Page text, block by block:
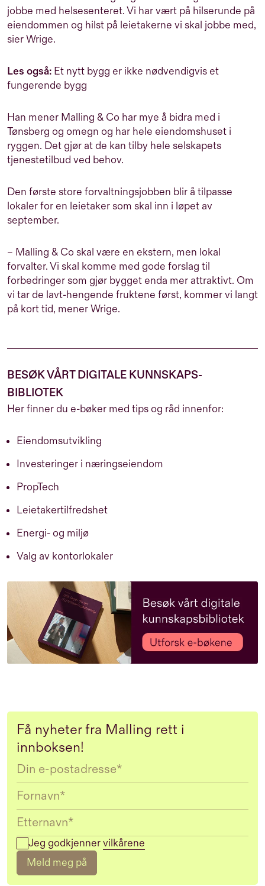
jobbe med helsesenteret. Vi har vært på hilserunde på
eiendommen og hilst på leietakerne vi skal jobbe med,
sier Wrige.
Les også: Et nytt bygg er ikke nødvendigvis et
fungerende bygg
Han mener Malling & Co har mye å bidra med i
Tønsberg og omegn og har hele eiendomshuset i
ryggen. Det gjør at de kan tilby hele selskapets
tjenestetilbud ved behov.
Den første store forvaltningsjobben blir å tilpasse
lokaler for en leietaker som skal inn i løpet av
september.
– Malling & Co skal være en ekstern, men lokal
forvalter. Vi skal komme med gode forslag til
forbedringer som gjør bygget enda mer attraktivt. Om
vi tar de lavt-hengende fruktene først, kommer vi langt
på kort tid, mener Wrige.
BESØK VÅRT DIGITALE KUNNSKAPS-
BIBLIOTEK
Her finner du e-bøker med tips og råd innenfor:
Eiendomsutvikling
Investeringer i næringseiendom
PropTech
Leietakertilfredshet
Energi- og miljø
Valg av kontorlokaler
Få nyheter fra Malling rett i
innboksen!
Email
Jeg godkjennervilkårene
Meld meg på